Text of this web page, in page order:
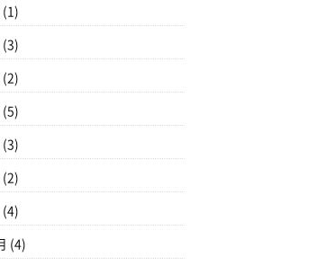
(1)
(3)
(2)
(5)
(3)
(2)
(4)
(4)